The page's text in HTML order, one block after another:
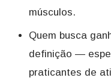
músculos.
Quem busca
definição —
praticantes de